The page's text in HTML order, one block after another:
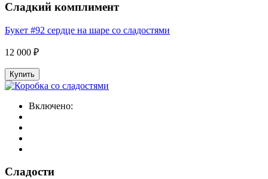
Сладкий комплимент
Букет #92 сердце на шаре со сладостями
12 000 ₽
Купить
Включено:
Сладости